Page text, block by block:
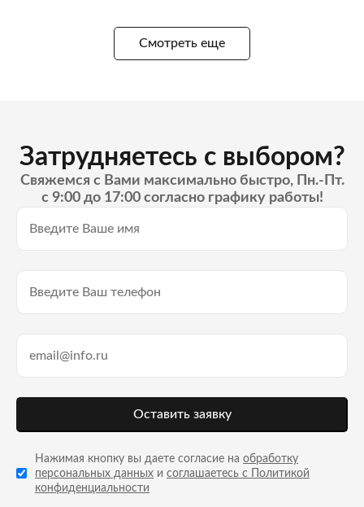
Смотреть еще
Затрудняетесь с выбором?
Свяжемся с Вами максимально быстро, Пн.-Пт.
с 9:00 до 17:00 согласно графику работы!
Оставить заявку
Нажимая кнопку вы даете согласие на обработку
персональных данных и соглашаетесь с Политикой
конфиденциальности